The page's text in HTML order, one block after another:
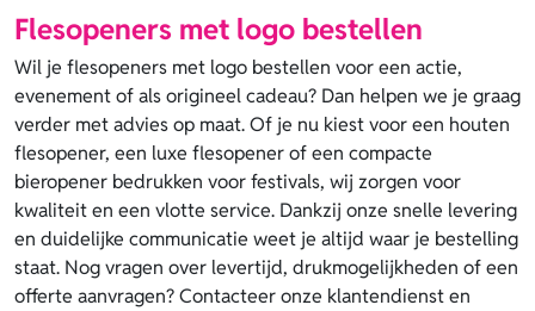
Flesopeners met logo bestellen
Wil je flesopeners met logo bestellen voor een actie,
evenement of als origineel cadeau? Dan helpen we je graag
verder met advies op maat. Of je nu kiest voor een houten
flesopener, een luxe flesopener of een compacte
bieropener bedrukken voor festivals, wij zorgen voor
kwaliteit en een vlotte service. Dankzij onze snelle levering
en duidelijke communicatie weet je altijd waar je bestelling
staat. Nog vragen over levertijd, drukmogelijkheden of een
offerte aanvragen? Contacteer onze klantendienst en